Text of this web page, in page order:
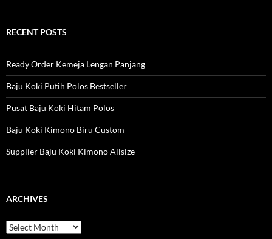
RECENT POSTS
Ready Order Kemeja Lengan Panjang
Baju Koki Putih Polos Bestseller
Pusat Baju Koki Hitam Polos
Baju Koki Kimono Biru Custom
Supplier Baju Koki Kimono Allsize
ARCHIVES
Archives